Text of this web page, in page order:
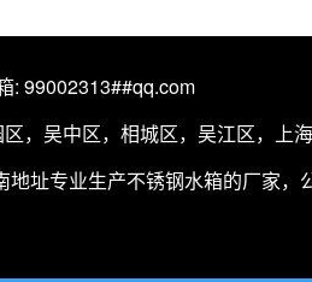
: 99002313##qq.com
，吴中区，相城区，吴江区，上
地址专业生产不锈钢水箱的厂家，